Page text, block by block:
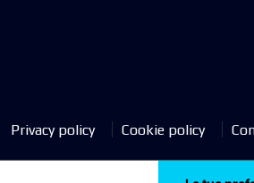
Privacy policy Cookie policy